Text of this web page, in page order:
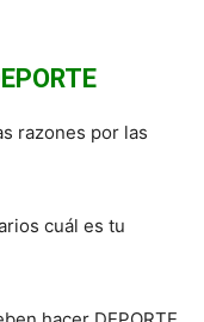
razones por las
cuál es tu